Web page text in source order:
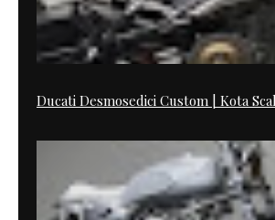
Ducati Desmosedici Custom | Kota